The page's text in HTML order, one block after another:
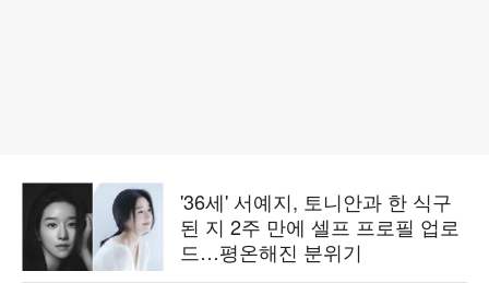
'36세' 서예지, 토니안과 한 식구
된 지 2주 만에 셀프 프로필 업로
드…평온해진 분위기